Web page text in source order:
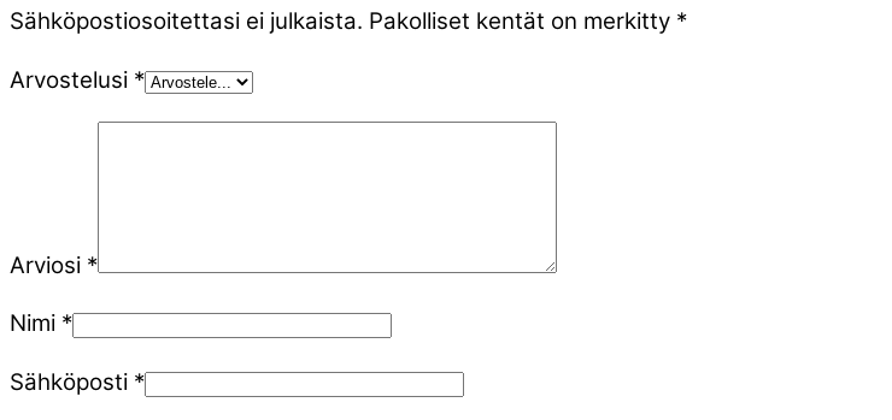
Sähköpostiosoitettasi ei julkaista. Pakolliset kentät on merkitty *
Arvostelusi *
Arviosi *
Nimi *
Sähköposti *